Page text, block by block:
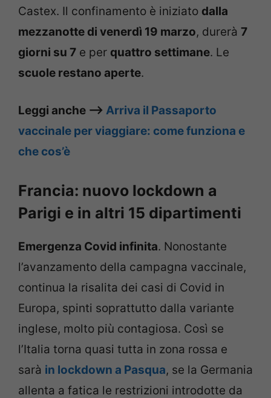
Castex. Il confinamento è iniziato dalla
mezzanotte di venerdì 19 marzo, durerà 7
giorni su 7 e per quattro settimane. Le
scuole restano aperte.
Leggi anche –> Arriva il Passaporto
vaccinale per viaggiare: come funziona e
che cos’è
Francia: nuovo lockdown a
Parigi e in altri 15 dipartimenti
Emergenza Covid infinita. Nonostante
l’avanzamento della campagna vaccinale,
continua la risalita dei casi di Covid in
Europa, spinti soprattutto dalla variante
inglese, molto più contagiosa. Così se
l’Italia torna quasi tutta in zona rossa e
sarà in lockdown a Pasqua, se la Germania
allenta a fatica le restrizioni introdotte da